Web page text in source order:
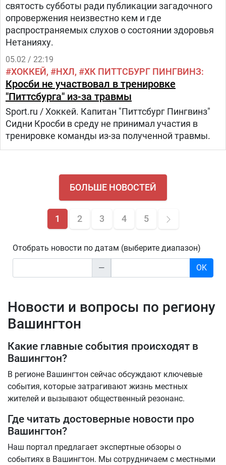
святость субботы ради публикации загадочного
опровержения неизвестно кем и где
распространяемых слухов о состоянии здоровья
Нетанияху.
05.02 / 22:19
ХОККЕЙ НХЛ ХК ПИТТСБУРГ ПИНГВИНЗ
Кросби не участвовал в тренировке
"Питтсбурга" из-за травмы
Sport.ru / Хоккей. Капитан "Питтсбург Пингвинз"
Сидни Кросби в среду не принимал участия в
тренировке команды из-за полученной травмы.
БОЛЬШЕ НОВОСТЕЙ
1 2 3 4 5
Отобрать новости по датам (выберите диапазон)
— OK
Новости и вопросы по региону
Вашингтон
Какие главные события происходят в
Вашингтон?
В регионе Вашингтон сейчас обсуждают ключевые
события, которые затрагивают жизнь местных
жителей и вызывают общественный резонанс.
Где читать достоверные новости про
Вашингтон?
Наш портал предлагает экспертные обзоры о
событиях в Вашингтон. Мы сотрудничаем с местными